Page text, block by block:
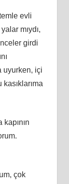
evli
mıydı,
girdi
uyurken, içi
çok